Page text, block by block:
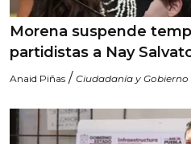
Morena suspende
partidistas a Nay
Anaid Piñas / Ciudadanía y Gobierno